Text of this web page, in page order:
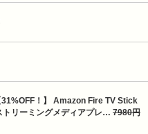
！】 Amazon Fire TV Stick
リーミングメディアプレ… 7980円